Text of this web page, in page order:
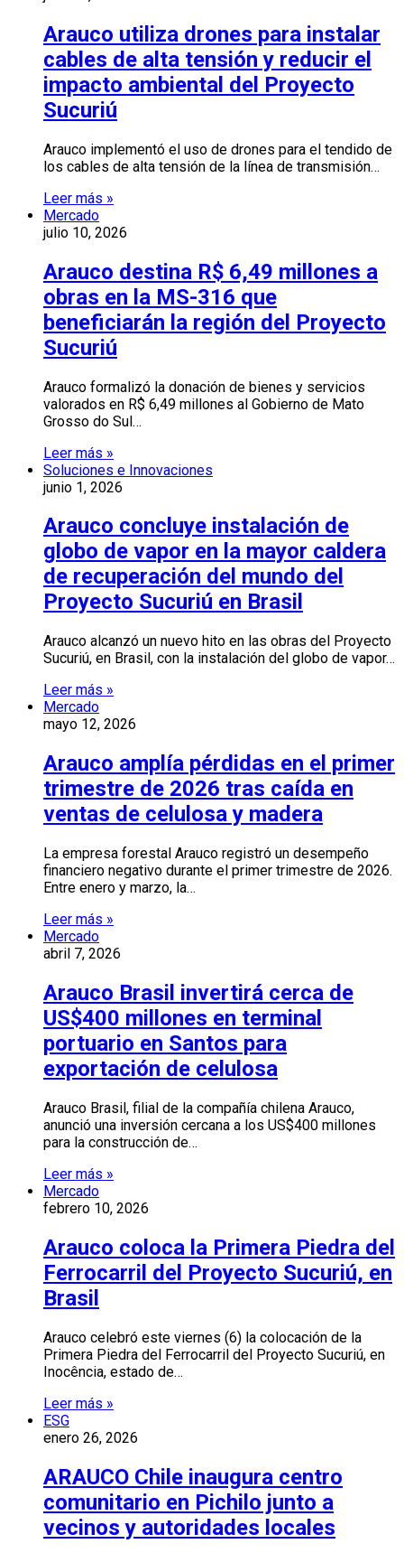
Arauco utiliza drones para instalar
cables de alta tensión y reducir el
impacto ambiental del Proyecto
Sucuriú
Arauco implementó el uso de drones para el tendido de
los cables de alta tensión de la línea de transmisión…
Leer más »
Mercado
julio 10, 2026
Arauco destina R$ 6,49 millones a
obras en la MS-316 que
beneficiarán la región del Proyecto
Sucuriú
Arauco formalizó la donación de bienes y servicios
valorados en R$ 6,49 millones al Gobierno de Mato
Grosso do Sul…
Leer más »
Soluciones e Innovaciones
junio 1, 2026
Arauco concluye instalación de
globo de vapor en la mayor caldera
de recuperación del mundo del
Proyecto Sucuriú en Brasil
Arauco alcanzó un nuevo hito en las obras del Proyecto
Sucuriú, en Brasil, con la instalación del globo de vapor…
Leer más »
Mercado
mayo 12, 2026
Arauco amplía pérdidas en el primer
trimestre de 2026 tras caída en
ventas de celulosa y madera
La empresa forestal Arauco registró un desempeño
financiero negativo durante el primer trimestre de 2026.
Entre enero y marzo, la…
Leer más »
Mercado
abril 7, 2026
Arauco Brasil invertirá cerca de
US$400 millones en terminal
portuario en Santos para
exportación de celulosa
Arauco Brasil, filial de la compañía chilena Arauco,
anunció una inversión cercana a los US$400 millones
para la construcción de…
Leer más »
Mercado
febrero 10, 2026
Arauco coloca la Primera Piedra del
Ferrocarril del Proyecto Sucuriú, en
Brasil
Arauco celebró este viernes (6) la colocación de la
Primera Piedra del Ferrocarril del Proyecto Sucuriú, en
Inocência, estado de…
Leer más »
ESG
enero 26, 2026
ARAUCO Chile inaugura centro
comunitario en Pichilo junto a
vecinos y autoridades locales